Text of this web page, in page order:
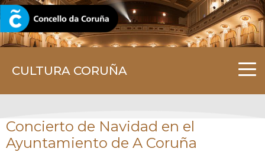
CULTURA CORUÑA
CORUNA.GAL
Concierto de Navidad en el
Ayuntamiento de A Coruña